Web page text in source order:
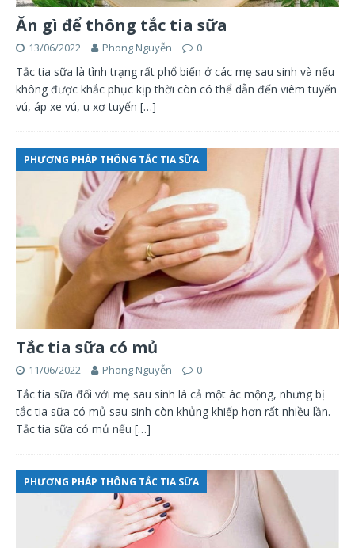
Ăn gì để thông tắc tia sữa
13/06/2022 Phong Nguyễn 0
Tắc tia sữa là tình trạng rất phổ biến ở các mẹ sau sinh và nếu
không được khắc phục kịp thời còn có thể dẫn đến viêm tuyến
vú, áp xe vú, u xơ tuyến […]
PHƯƠNG PHÁP THÔNG TẮC TIA SỮA
Tắc tia sữa có mủ
11/06/2022 Phong Nguyễn 0
Tắc tia sữa đối với mẹ sau sinh là cả một ác mộng, nhưng bị
tắc tia sữa có mủ sau sinh còn khủng khiếp hơn rất nhiều lần.
Tắc tia sữa có mủ nếu […]
PHƯƠNG PHÁP THÔNG TẮC TIA SỮA